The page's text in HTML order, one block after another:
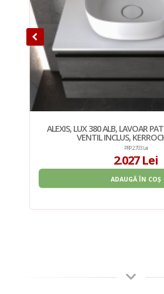
ALEXIS, LUX 380 ALB, LAVOAR
VENTIL INCLUS,
PRP: 2.703 Lei
2.027 Lei
ADAUGĂ ÎN COȘ